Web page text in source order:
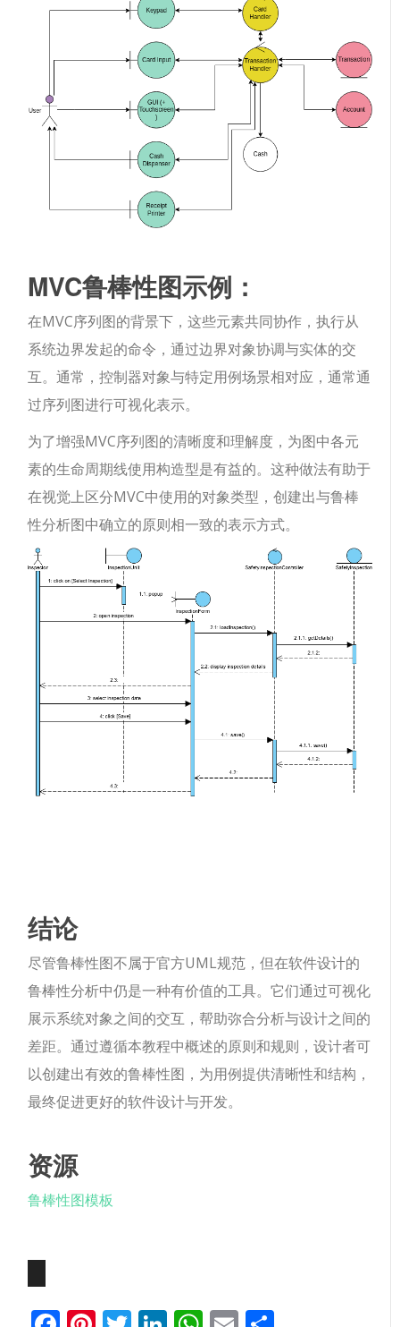
MVC鲁棒性图示例：
在MVC序列图的背景下，这些元素共同协作，执行从
系统边界发起的命令，通过边界对象协调与实体的交
互。通常，控制器对象与特定用例场景相对应，通常通
过序列图进行可视化表示。
为了增强MVC序列图的清晰度和理解度，为图中各元
素的生命周期线使用构造型是有益的。这种做法有助于
在视觉上区分MVC中使用的对象类型，创建出与鲁棒
性分析图中确立的原则相一致的表示方式。
结论
尽管鲁棒性图不属于官方UML规范，但在软件设计的
鲁棒性分析中仍是一种有价值的工具。它们通过可视化
展示系统对象之间的交互，帮助弥合分析与设计之间的
差距。通过遵循本教程中概述的原则和规则，设计者可
以创建出有效的鲁棒性图，为用例提供清晰性和结构，
最终促进更好的软件设计与开发。
资源
鲁棒性图模板